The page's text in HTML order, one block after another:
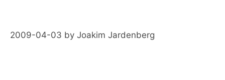
2009-04-03 by Joakim Jardenberg